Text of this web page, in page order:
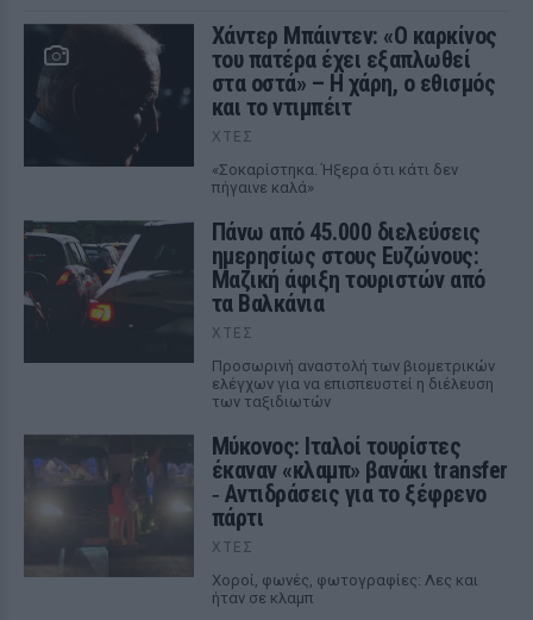
Χάντερ Μπάιντεν: «Ο καρκίνος
του πατέρα έχει εξαπλωθεί
στα οστά» – Η χάρη, ο εθισμός
και το ντιμπέιτ
ΧΤΕΣ
«Σοκαρίστηκα. Ήξερα ότι κάτι δεν
πήγαινε καλά»
Πάνω από 45.000 διελεύσεις
ημερησίως στους Ευζώνους:
Μαζική άφιξη τουριστών από
τα Βαλκάνια
ΧΤΕΣ
Προσωρινή αναστολή των βιομετρικών
ελέγχων για να επισπευστεί η διέλευση
των ταξιδιωτών
Μύκονος: Ιταλοί τουρίστες
έκαναν «κλαμπ» βανάκι transfer
‑ Αντιδράσεις για το ξέφρενο
πάρτι
ΧΤΕΣ
Χοροί, φωνές, φωτογραφίες: Λες και
ήταν σε κλαμπ